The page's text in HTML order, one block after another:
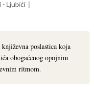
- Ljubići
poslastica koja
obogaćenog opojnim
ritmom.